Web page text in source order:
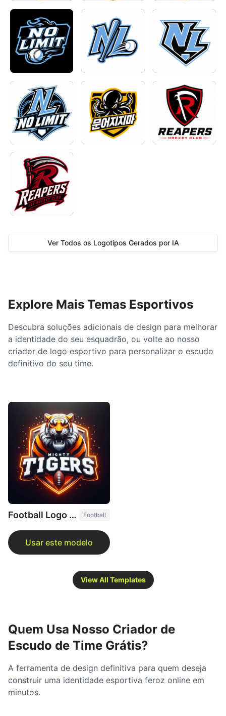
Ver Todos os Logotipos Gerados por IA
Explore Mais Temas Esportivos
Descubra soluções adicionais de design para melhorar
a identidade do seu esquadrão, ou volte ao nosso
criador de logo esportivo para personalizar o escudo
definitivo do seu time.
Football Logo Maker Football
View All Templates
Quem Usa Nosso Criador de
Escudo de Time Grátis?
A ferramenta de design definitiva para quem deseja
construir uma identidade esportiva feroz online em
minutos.